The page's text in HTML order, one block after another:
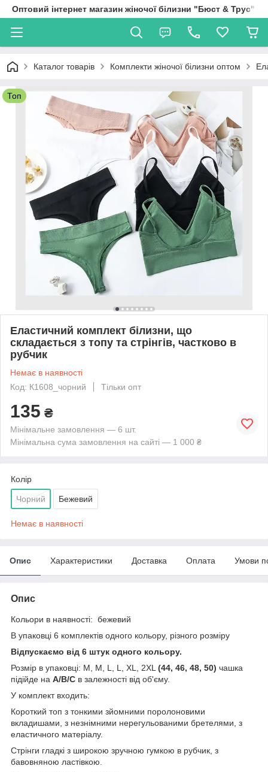
Оптовий інтернет магазин жіночої білизни "Бюст & Трус"
Каталог товарів Комплекти жіночої білизни оптом
Топ
Еластичний комплект білизни, що
складається з топу та стрінгів, частково в
рубчик
Немає в наявності
Код: К1608_чорний
Тільки опт
135 ₴
Мінімальне замовлення — 6 шт.
Мінімальна сума замовлення на сайті — 1 000 ₴
Колір
Чорний Бежевий
Немає в наявності
Опис Характеристики Доставка Оплата Умови
Опис
Кольори в наявності: бежевий
В упаковці 6 комплектів одного кольору, різного розміру
Відпускаємо від 6 штук одного кольору.
Розмір в упаковці: M, M, L, L, XL, 2XL (44, 46, 48, 50) чашка
підійде на A/B/C в залежності від об'єму.
У комплект входить:
Короткий топ з тонкими зйомними поролоновими
вкладишами, з незнімними нерегульованими бретелями, з
еластичного матеріалу.
Стрінги гладкі з широкою зручною гумкою в рубчик, з
бавовняною ластівкою.